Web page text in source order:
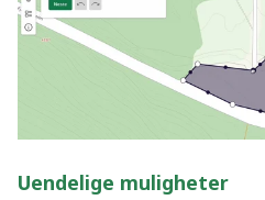
Uendelige muligheter